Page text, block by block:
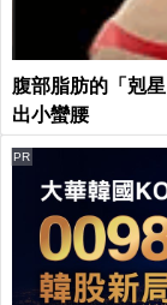
腹部脂肪的「剋
出小蠻腰
PR